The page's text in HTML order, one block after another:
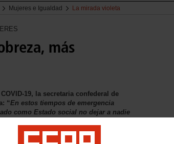
Mujeres e Igualdad La mirada violeta
más
19, la secretaria confederal de
“En estos tiempos de emergencia
como Estado social no dejar a nadie
de las mujeres en general y las
ven sin acceso a los recursos
tenga en cuenta y aporte soluciones a